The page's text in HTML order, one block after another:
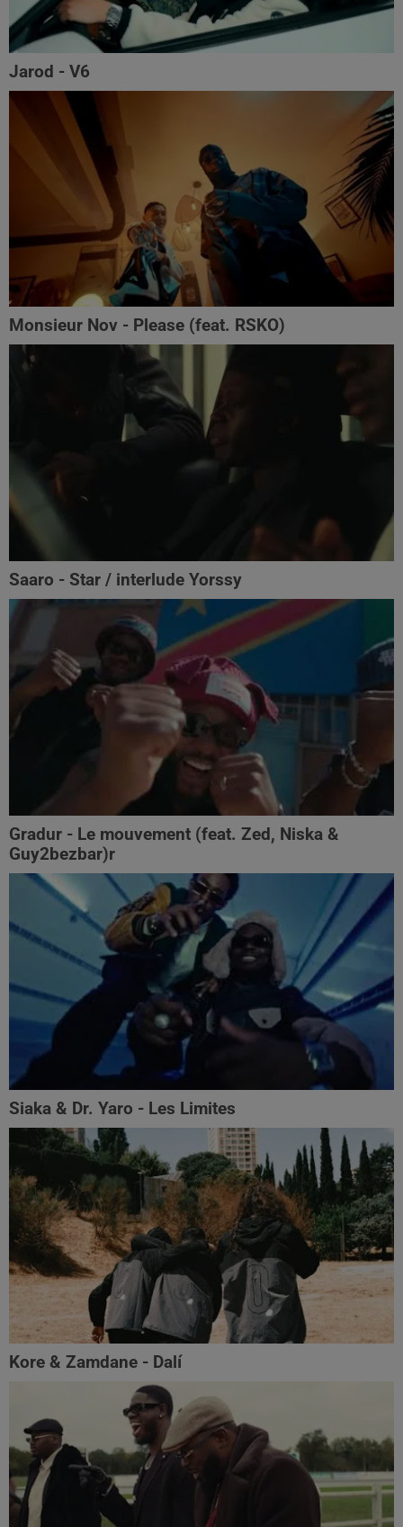
Jarod - V6
Monsieur Nov‬ - Please (feat. RSKO)
Saaro - Star / interlude Yorssy
Gradur - Le mouvement (feat. Zed, Niska &
Guy2bezbar)r
Siaka & Dr. Yaro - Les Limites
Kore & Zamdane - Dalí